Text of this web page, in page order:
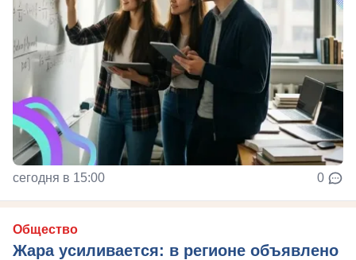
сегодня в 15:00 0
Общество
Жара усиливается: в регионе объявлено